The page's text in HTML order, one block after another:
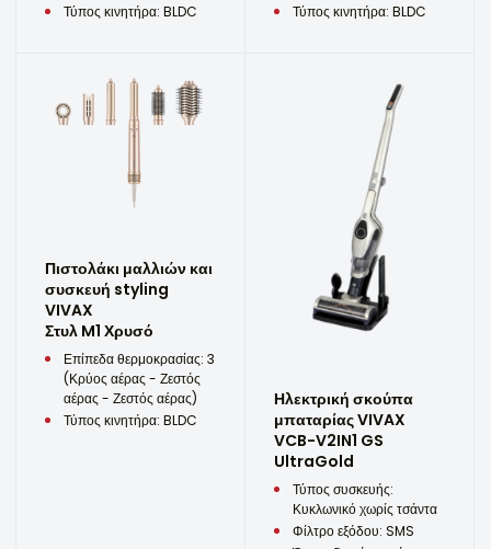
Τύπος κινητήρα: BLDC
Τύπος κινητήρα: BLDC
Πιστολάκι μαλλιών και
συσκευή styling
VIVAX
Στυλ M1 Χρυσό
Επίπεδα θερμοκρασίας: 3
(Κρύος αέρας - Ζεστός
αέρας - Ζεστός αέρας)
Τύπος κινητήρα: BLDC
Ηλεκτρική σκούπα
μπαταρίας VIVAX
VCB-V2IN1 GS
UltraGold
Τύπος συσκευής:
Κυκλωνικό χωρίς τσάντα
Φίλτρο εξόδου: SMS